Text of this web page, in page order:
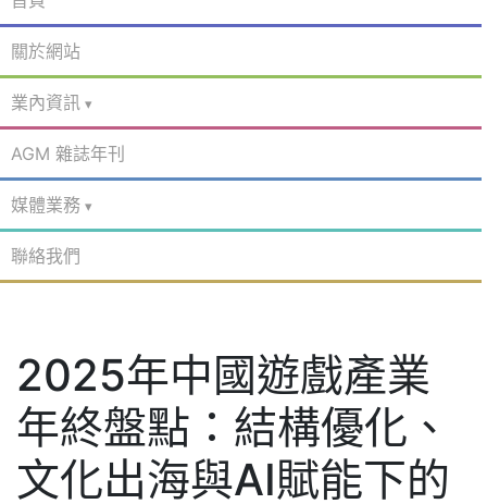
關於網站
業內資訊
AGM 雜誌年刊
媒體業務
聯絡我們
2025年中國遊戲產業
年終盤點：結構優化、
文化出海與AI賦能下的